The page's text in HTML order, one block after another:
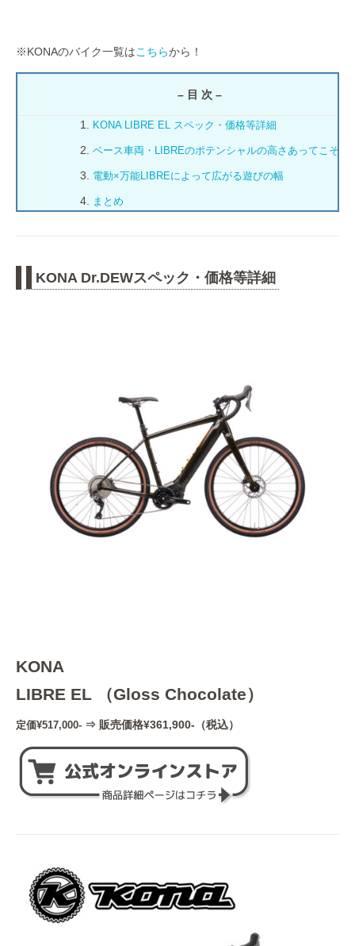
※KONAのバイク一覧はこちらから！
– 目 次 –
KONA LIBRE EL スペック・価格等詳細
ベース車両・LIBREのポテンシャルの高さあってこその
電動×万能LIBREによって広がる遊びの幅
まとめ
KONA Dr.DEWスペック・価格等詳細
KONA
LIBRE EL （Gloss Chocolate）
定価¥517,000- ⇒ 販売価格¥361,900-（税込）